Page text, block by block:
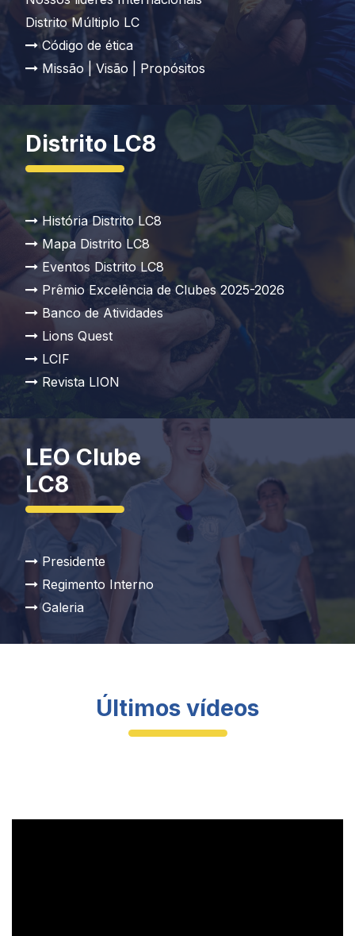
Distrito Múltiplo LC
Código de ética
Missão | Visão | Propósitos
Distrito LC8
História Distrito LC8
Mapa Distrito LC8
Eventos Distrito LC8
Prêmio Excelência de Clubes 2025-2026
Banco de Atividades
Lions Quest
LCIF
Revista LION
LEO Clube
LC8
Presidente
Regimento Interno
Galeria
Últimos vídeos